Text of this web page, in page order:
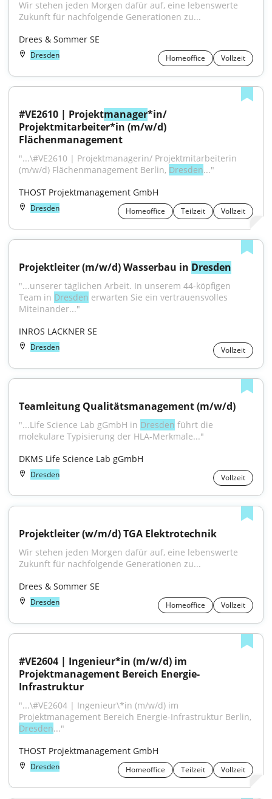
Wir stehen jeden Morgen dafür auf, eine lebenswerte
Zukunft für nachfolgende Generationen zu...
Drees & Sommer SE
Dresden Homeoffice Vollzeit
#VE2610 | Projektmanager*in/
Projektmitarbeiter*in (m/w/d)
Flächenmanagement
"...\#VE2610 | Projektmanagerin/ Projektmitarbeiterin
(m/w/d) Flächenmanagement Berlin, Dresden..."
THOST Projektmanagement GmbH
Dresden Homeoffice Teilzeit Vollzeit
Projektleiter (m/w/d) Wasserbau in Dresden
"...unserer täglichen Arbeit. In unserem 44-köpfigen
Team in Dresden erwarten Sie ein vertrauensvolles
Miteinander..."
INROS LACKNER SE
Dresden Vollzeit
Teamleitung Qualitätsmanagement (m/w/d)
"...Life Science Lab gGmbH in Dresden führt die
molekulare Typisierung der HLA-Merkmale..."
DKMS Life Science Lab gGmbH
Dresden Vollzeit
Projektleiter (w/m/d) TGA Elektrotechnik
Wir stehen jeden Morgen dafür auf, eine lebenswerte
Zukunft für nachfolgende Generationen zu...
Drees & Sommer SE
Dresden Homeoffice Vollzeit
#VE2604 | Ingenieur*in (m/w/d) im
Projektmanagement Bereich Energie-
Infrastruktur
"...\#VE2604 | Ingenieur\*in (m/w/d) im
Dresden..."
THOST Projektmanagement GmbH
Dresden Homeoffice Teilzeit Vollzeit